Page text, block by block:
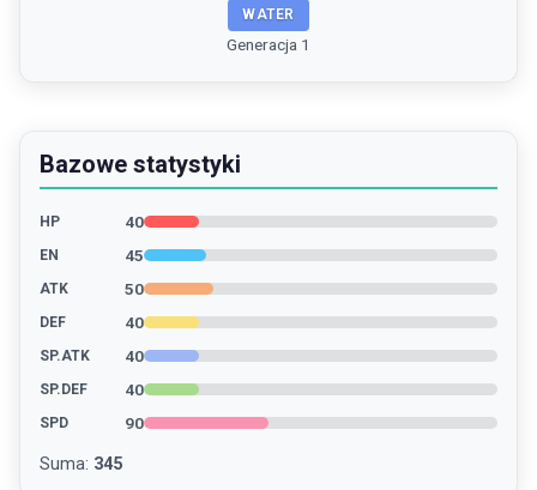
WATER
Generacja 1
Bazowe statystyki
HP 40
EN 45
ATK 50
DEF 40
SP.ATK 40
SP.DEF 40
SPD 90
Suma: 345